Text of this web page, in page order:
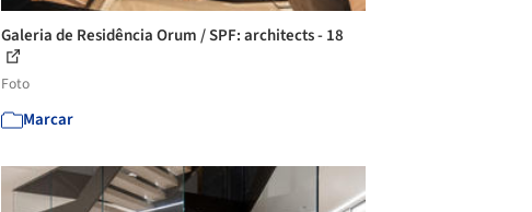
Galeria de Residência Orum / SPF: architects - 18
Foto
Marcar